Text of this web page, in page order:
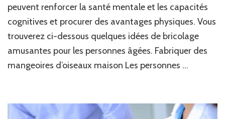
peuvent renforcer la santé mentale et les capacités
cognitives et procurer des avantages physiques. Vous
trouverez ci-dessous quelques idées de bricolage
amusantes pour les personnes âgées. Fabriquer des
mangeoires d’oiseaux maison Les personnes …